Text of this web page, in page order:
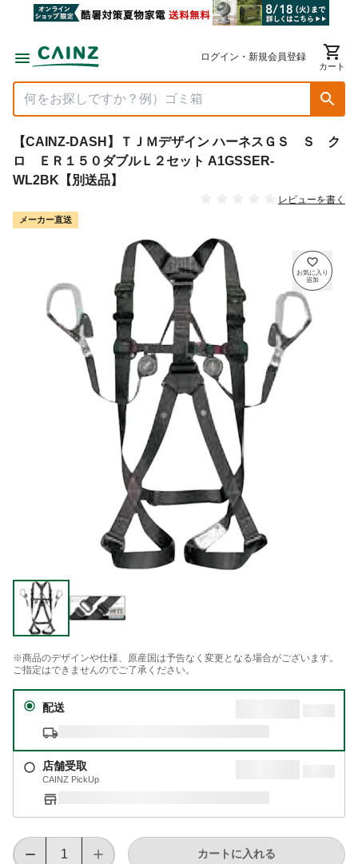
ログイン・新規会員登録
カート
【CAINZ-DASH】ＴＪＭデザイン ハーネスＧＳ Ｓ ク
ロ ＥＲ１５０ダブルＬ２セット A1GSSER-
WL2BK【別送品】
レビューを書く
メーカー直送
※商品のデザインや仕様、原産国は予告なく変更となる場合がございます。
ご指定はできませんのでご了承ください。
配送
店舗受取
CAINZ PickUp
カートに入れる